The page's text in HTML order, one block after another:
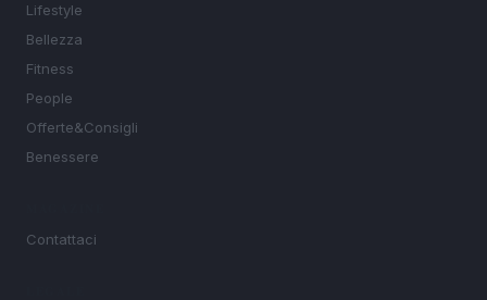
Lifestyle
Bellezza
Fitness
People
Offerte&Consigli
Benessere
Contattaci